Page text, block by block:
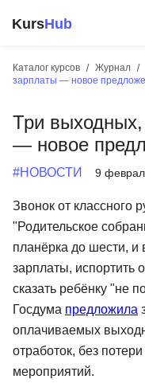
KursHub
Каталог курсов Журнал
зарплаты — новое
Три выходных,
— новое
#НОВОСТИ 9
Звонок от классного
"Родительское
планёрка до шести, и
зарплаты, испортить
сказать ребёнку "не
Госдума предложила
оплачиваемых
отработок, без
мероприятий.
Разработка
Маркетинг
Дизайн
Аналитика
Менеджмент
Иностранные